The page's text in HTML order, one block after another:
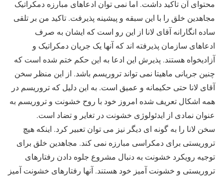
محتوای آن تاکید داشت. اما نمی توان ادعاهای مبارزه دمکراتیک
مجاهدین خلق را با این سبقه و پیشینه پذیرفت. تاکید من بر تلقی
ساده انگارانه آقای لانا از این رو است که ایشان به صرف
ادعاهای سازمان پذیرفته اند که آنها یک جریان دمکراتیک و
آزادیخواه هستند. پذیرش این ادعا به این حکم ختم شده است که
چنین جریانی ماهیتا نمی تواند تروریسم باشد. از این منظر سخن
آقای لانا حتی حکیمانه و عمیق است. به این دلیل که تروریسم در
همه اشکال تعریف شده امروز خود با روح خشونت و تروریسم به
عنوان نمادی از ایدئولوژی خشونت در تغایر و تضاد است.
سخن لانا را به گونه ای دیگر نیز می توان تعبیر کرد. اینکه هیچ
تروریستی برای دمکراسی مبارزه نمی کند. مجاهدین خلق برای
توجیه رویکرد خشونت به دنبال مشروع جلوه دادن رفتارهای
تروریستی و خشونت آمیز خود هستند. آنها رفتارهای خشونت آمیز